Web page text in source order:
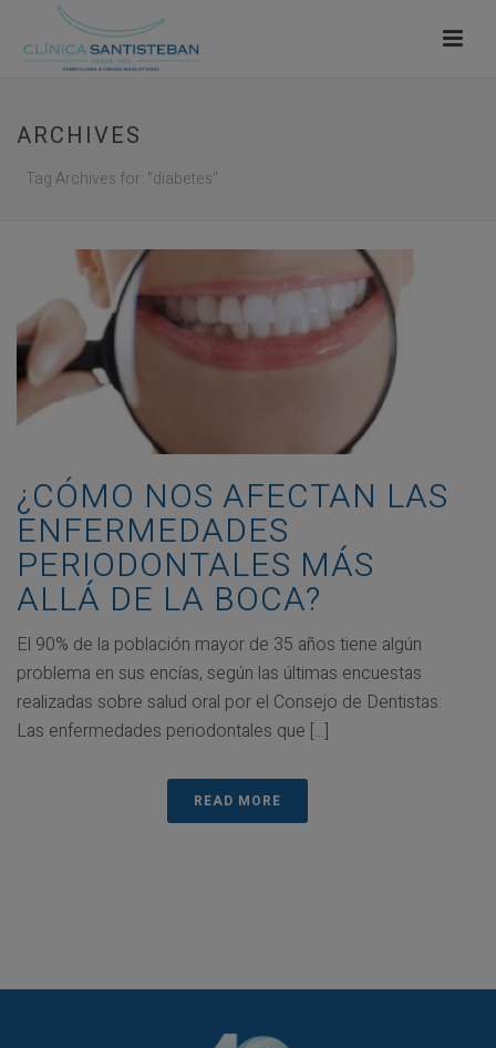
ARCHIVES
Tag Archives for: "diabetes"
¿CÓMO NOS AFECTAN LAS
ENFERMEDADES
PERIODONTALES MÁS
ALLÁ DE LA BOCA?
El 90% de la población mayor de 35 años tiene algún
problema en sus encías, según las últimas encuestas
realizadas sobre salud oral por el Consejo de Dentistas.
Las enfermedades periodontales que [...]
READ MORE